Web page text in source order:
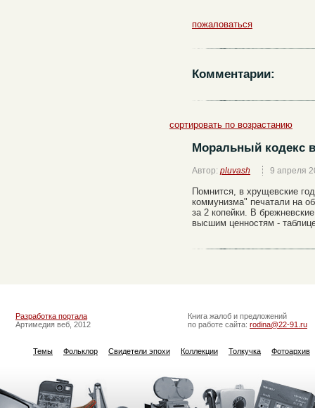
пожаловаться
Комментарии:
сортировать по возрастанию
Моральный кодекс
Автор: pluvash 9 апреля
Помнится, в хрущевские
коммунизма" печатали на
за 2 копейки. В
высшим ценностям -
Разработка портала
Артимедия веб, 2012
Книга жалоб и предложений
по работе сайта: rodina@22-91.ru
Темы Фольклор Свидетели эпохи Коллекции Толкучка Фотоархив